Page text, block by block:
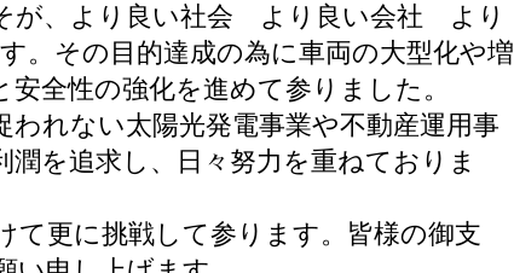
が、より良い社会 より良い会社 より
。その目的達成の為に車両の大型化や増
全性の強化を進めて参りました。
れない太陽光発電事業や不動産運用事
を追求し、日々努力を重ねておりま
更に挑戦して参ります。皆様の御支